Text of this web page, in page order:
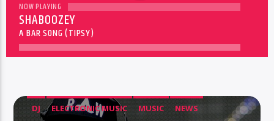
NOW PLAYING
SHABOOZEY
A BAR SONG (TIPSY)
DJ ELECTRONIC MUSIC MUSIC NEWS